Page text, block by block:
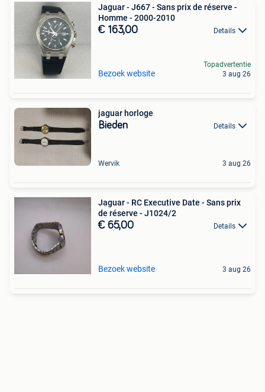
Jaguar - J667 - Sans prix de réserve -
Homme - 2000-2010
€ 163,00 Details
Bezoek website
Topadvertentie
3 aug 26
jaguar horloge
Bieden Details
Wervik 3 aug 26
Jaguar - RC Executive Date - Sans prix
de réserve - J1024/2
€ 65,00 Details
Bezoek website 3 aug 26